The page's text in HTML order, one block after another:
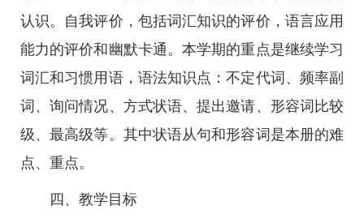
认识。自我评价，包括词汇知识的评价，语言应用
能力的评价和幽默卡通。本学期的重点是继续学习
词汇和习惯用语，语法知识点：不定代词、频率副
词、询问情况、方式状语、提出邀请、形容词比较
级、最高级等。其中状语从句和形容词是本册的难
点、重点。
四、教学目标